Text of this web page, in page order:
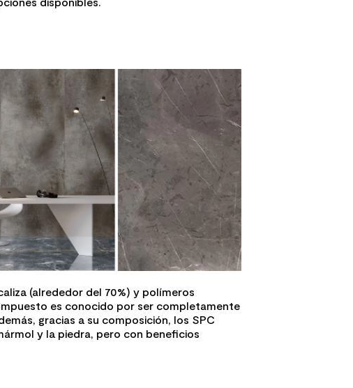
(alrededor del 70%) y polímeros
es conocido por ser completamente
gracias a su composición, los SPC
y la piedra, pero con beneficios